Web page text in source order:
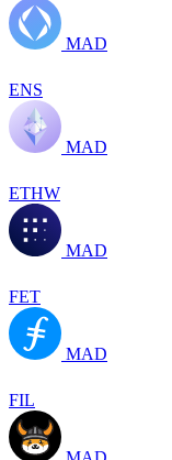
MAD
ENS
MAD
ETHW
MAD
FET
MAD
FIL